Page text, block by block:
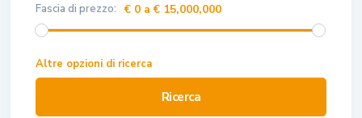
Fascia di prezzo: € 0 a € 15,000,000
Altre opzioni di ricerca
Ricerca